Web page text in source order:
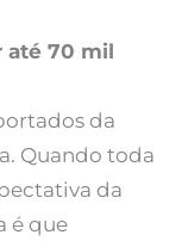
até 70 mil
da
Quando toda
da
é que